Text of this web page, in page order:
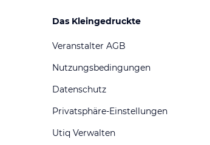
Das Kleingedruckte
Veranstalter AGB
Nutzungsbedingungen
Datenschutz
Privatsphäre-Einstellungen
Utiq Verwalten